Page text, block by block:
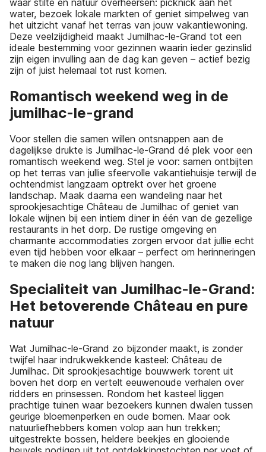
waar stilte en natuur overheersen: picknick aan het
water, bezoek lokale markten of geniet simpelweg van
het uitzicht vanaf het terras van jouw vakantiewoning.
Deze veelzijdigheid maakt Jumilhac-le-Grand tot een
ideale bestemming voor gezinnen waarin ieder gezinslid
zijn eigen invulling aan de dag kan geven – actief bezig
zijn of juist helemaal tot rust komen.
Romantisch weekend weg in de
jumilhac-le-grand
Voor stellen die samen willen ontsnappen aan de
dagelijkse drukte is Jumilhac-le-Grand dé plek voor een
romantisch weekend weg. Stel je voor: samen ontbijten
op het terras van jullie sfeervolle vakantiehuisje terwijl de
ochtendmist langzaam optrekt over het groene
landschap. Maak daarna een wandeling naar het
sprookjesachtige Château de Jumilhac of geniet van
lokale wijnen bij een intiem diner in één van de gezellige
restaurants in het dorp. De rustige omgeving en
charmante accommodaties zorgen ervoor dat jullie echt
even tijd hebben voor elkaar – perfect om herinneringen
te maken die nog lang blijven hangen.
Specialiteit van Jumilhac-le-Grand:
Het betoverende Château en pure
natuur
Wat Jumilhac-le-Grand zo bijzonder maakt, is zonder
twijfel haar indrukwekkende kasteel: Château de
Jumilhac. Dit sprookjesachtige bouwwerk torent uit
boven het dorp en vertelt eeuwenoude verhalen over
ridders en prinsessen. Rondom het kasteel liggen
prachtige tuinen waar bezoekers kunnen dwalen tussen
geurige bloemenperken en oude bomen. Maar ook
natuurliefhebbers komen volop aan hun trekken;
uitgestrekte bossen, heldere beekjes en glooiende